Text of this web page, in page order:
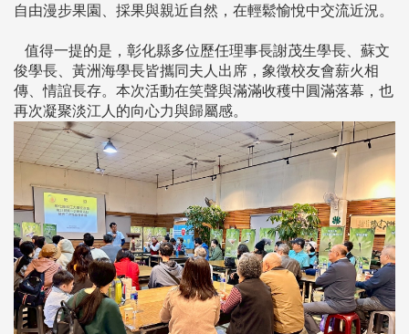
自由漫步果園、採果與親近自然，在輕鬆愉悅中交流近況。
值得一提的是，彰化縣多位歷任理事長謝茂生學長、蘇文
俊學長、黃洲海學長皆攜同夫人出席，象徵校友會薪火相
傳、情誼長存。本次活動在笑聲與滿滿收穫中圓滿落幕，也
再次凝聚淡江人的向心力與歸屬感。